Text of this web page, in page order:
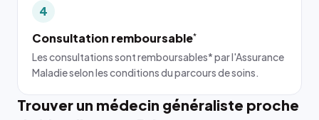
4
Consultation remboursable*
Les consultations sont remboursables* par l'Assurance
Maladie selon les conditions du parcours de soins.
Trouver un médecin généraliste proche